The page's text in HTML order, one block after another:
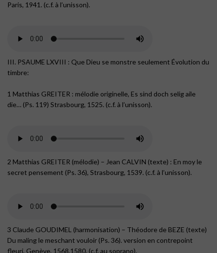
Paris, 1941. (c.f. à l’unisson).
III. PSAUME LXVIII : Que Dieu se monstre seulement Évolution du
timbre:
1 Matthias GREITER : mélodie originelle, Es sind doch selig aile
die… (Ps. 119) Strasbourg, 1525. (c.f. à l’unisson).
2 Matthias GREITER (mélodie) – Jean CALVIN (texte) : En moy le
secret pensement (Ps. 36), Strasbourg, 1539. (c.f. à l’unisson).
3 Claude GOUDIMEL (harmonisation) – Théodore de BEZE (texte)
Du maling le meschant vouloir (Ps. 36). version en contrepoint
fleuri, Genève, 1568,1580. (c.f. au soprano).